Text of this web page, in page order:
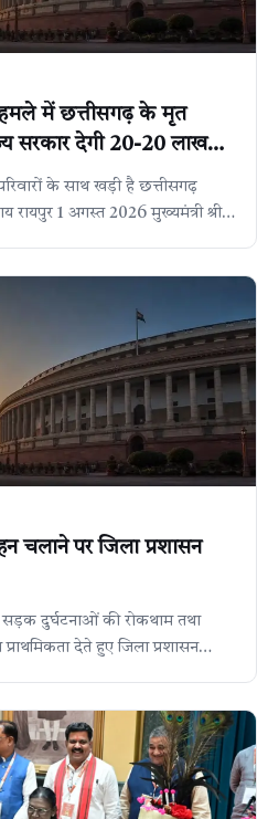
में छत्तीसगढ़ के मृत
सरकार देगी 20-20 लाख
के साथ खड़ी है छत्तीसगढ़
रायपुर 1 अगस्त 2026 मुख्यमंत्री श्री
चलाने पर जिला प्रशासन
दुर्घटनाओं की रोकथाम तथा
देते हुए जिला प्रशासन